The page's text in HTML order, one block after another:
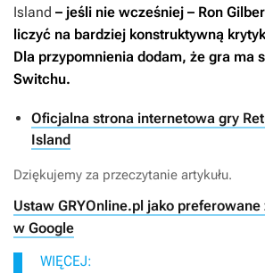
Island – jeśli nie wcześniej – Ron
liczyć na bardziej konstruktywną
Dla przypomnienia dodam, że gra ma
Switchu.
Oficjalna strona internetowa gry
Island
Dziękujemy za przeczytanie artykułu.
Ustaw GRYOnline.pl jako
w Google
WIĘCEJ: